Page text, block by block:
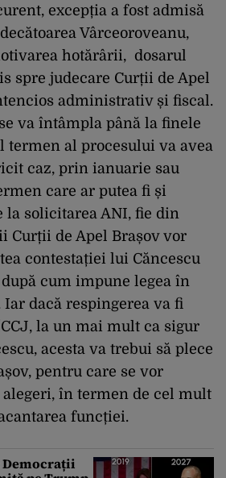
excepția a fost admisă
Vârceoroveanu,
hotărârii, dosarul
spre judecare Curții de Apel
administrativ și fiscal.
va întâmpla până la finele
termen al procesului va avea
caz, prin ianuarie sau
care ar putea fi și
la solicitarea ANI, fie din
Curții de Apel Brașov vor
contestației lui Căncescu
cum impune legea în
Iar dacă respingerea va fi
la un mai mult ca sigur
acesta va trebui să plece
pentru care se vor
în termen de cel mult
funcției.
Democrații